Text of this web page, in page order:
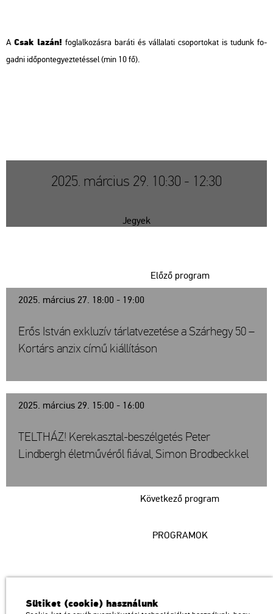
A Csak lazán! fog­lal­ko­zás­ra ba­rá­ti és vál­la­la­ti cso­por­to­kat is tu­dunk fo­
gad­ni idő­pont­egyez­te­tés­sel (min 10 fő).
2025. március 29. 10:30 - 12:30
Jegyek
2025. március 27. 18:00 - 19:00
Előző program
Erős István exkluzív tárlatvezetése a Szárhegy 50 –
Kortárs anzix című kiállításon
2025. március 29. 15:00 - 16:00
Következő program
TELTHÁZ! Kerekasztal-beszélgetés Peter
Lindbergh életművéről fiával, Simon Brodbeckkel
PROGRAMOK
a Magyar Művészeti Akadémia intézménye
Sütiket (cookie) használunk